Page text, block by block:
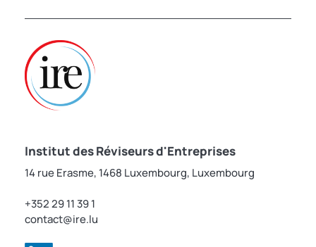
Institut des Réviseurs d'Entreprises
14 rue Erasme, 1468 Luxembourg, Luxembourg
+352 29 11 39 1
contact@ire.lu